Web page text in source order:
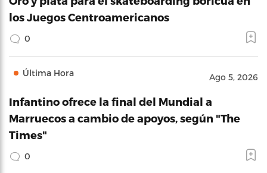
los Juegos Centroamericanos
0
Última Hora Ago 5, 2026
Infantino ofrece la final del Mundial a
Marruecos a cambio de apoyos, según "The
Times"
0